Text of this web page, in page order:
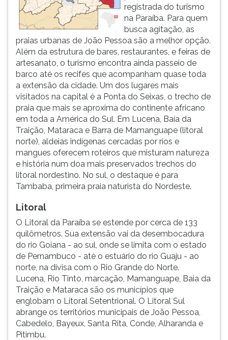
registrada do turismo
na Paraíba. Para quem
busca agitação, as
praias urbanas de João Pessoa são a melhor opção.
Além da estrutura de bares, restaurantes, e feiras de
artesanato, o turismo encontra ainda passeio de
barco até os recifes que acompanham quase toda
a extensão da cidade. Um dos lugares mais
visitados na capital é a Ponta do Seixas, o trecho de
praia que mais se aproxima do continente africano
em toda a América do Sul. Em Lucena, Baía da
Traição, Mataraca e Barra de Mamanguape (litoral
norte), aldeias indígenas cercadas por rios e
mangues oferecem roteiros que misturam natureza
e história num doa mais preservados trechos do
litoral nordestino. No sul, o destaque é para
Tambaba, primeira praia naturista do Nordeste.
Litoral
O Litoral da Paraíba se estende por cerca de 133
quilômetros. Sua extensão vai da desembocadura
do rio Goiana - ao sul, onde se limita com o estado
de Pernambuco - até o estuário do rio Guaju - ao
norte, na divisa com o Rio Grande do Norte.
Lucena, Rio Tinto, marcação, Mamanguape, Baia da
Traição e Mataraca são os municípios que
englobam o Litoral Setentrional. O Litoral Sul
abrange os territórios municipais de João Pessoa,
Cabedelo, Bayeux, Santa Rita, Conde, Alharanda e
Pitimbu.